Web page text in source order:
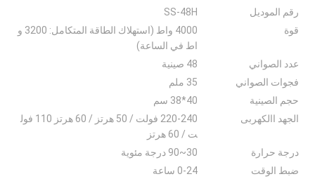
رقم الموديل
SS-48H
قوة
4000 واط (استهلاك الطاقة المتكامل: 3200 و
اط في الساعة)
عدد الصواني
48 صينية
فجوات الصواني
35 ملم
حجم الصينية
40*38 سم
الجهد االكهربى
220-240 فولت / 50 هرتز / 60 هرتز 110 فول
ت / 60 هرتز
درجة حرارة
30~90 درجة مئوية
ضبط الوقت
0-24 ساعة